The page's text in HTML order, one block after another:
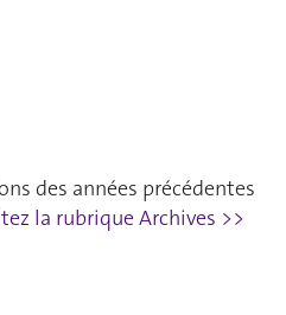
des années précédentes
la rubrique Archives >>